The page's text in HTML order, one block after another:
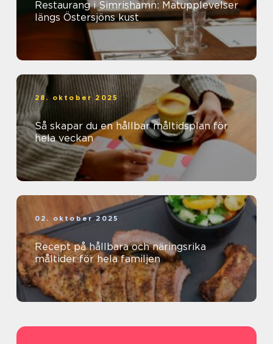
Restaurang i Simrishamn: Matupplevelser
längs Östersjöns kust
28. oktober 2025
Så skapar du en hållbar måltidsplan för
hela veckan
02. oktober 2025
Recept på hållbara och näringsrika
måltider för hela familjen